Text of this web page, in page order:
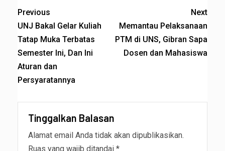
Previous
UNJ Bakal Gelar Kuliah
Tatap Muka Terbatas
Semester Ini, Dan Ini
Aturan dan
Persyaratannya
Next
Memantau Pelaksanaan
PTM di UNS, Gibran Sapa
Dosen dan Mahasiswa
Tinggalkan Balasan
Alamat email Anda tidak akan dipublikasikan.
Ruas yang wajib ditandai *